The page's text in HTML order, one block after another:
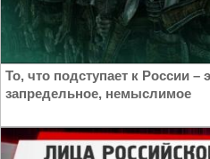
То, что подступает к России –
запредельное, немыслимое